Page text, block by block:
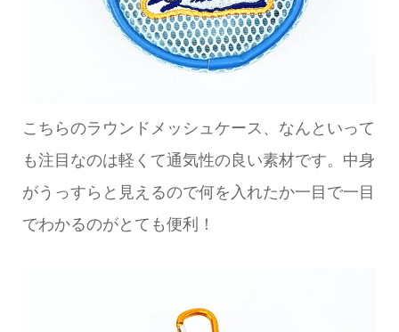
こちらのラウンドメッシュケース、なんといって
も注目なのは軽くて通気性の良い素材です。中身
がうっすらと見えるので何を入れたか一目で一目
でわかるのがとても便利！